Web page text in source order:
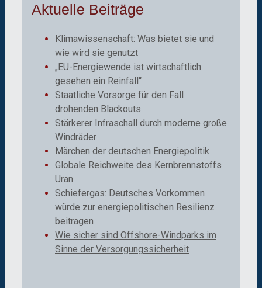
Aktuelle Beiträge
Klimawissenschaft: Was bietet sie und
wie wird sie genutzt
„EU-Energiewende ist wirtschaftlich
gesehen ein Reinfall“
Staatliche Vorsorge für den Fall
drohenden Blackouts
Stärkerer Infraschall durch moderne große
Windräder
Märchen der deutschen Energiepolitik
Globale Reichweite des Kernbrennstoffs
Uran
Schiefergas: Deutsches Vorkommen
würde zur energiepolitischen Resilienz
beitragen
Wie sicher sind Offshore-Windparks im
Sinne der Versorgungssicherheit